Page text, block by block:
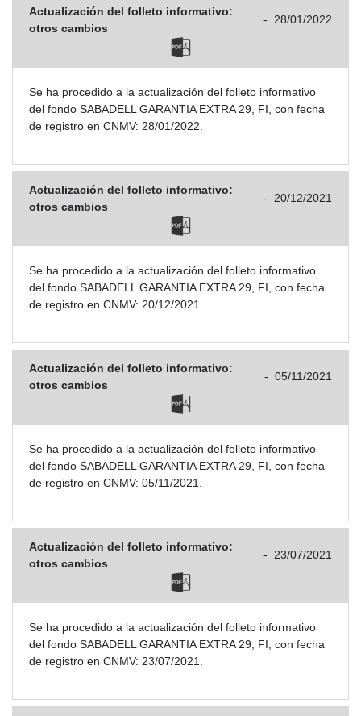
Actualización del folleto informativo:
otros cambios
- 28/01/2022
Se ha procedido a la actualización del folleto informativo
del fondo SABADELL GARANTIA EXTRA 29, FI, con fecha
de registro en CNMV: 28/01/2022.
Actualización del folleto informativo:
otros cambios
- 20/12/2021
Se ha procedido a la actualización del folleto informativo
del fondo SABADELL GARANTIA EXTRA 29, FI, con fecha
de registro en CNMV: 20/12/2021.
Actualización del folleto informativo:
otros cambios
- 05/11/2021
Se ha procedido a la actualización del folleto informativo
del fondo SABADELL GARANTIA EXTRA 29, FI, con fecha
de registro en CNMV: 05/11/2021.
Actualización del folleto informativo:
otros cambios
- 23/07/2021
Se ha procedido a la actualización del folleto informativo
del fondo SABADELL GARANTIA EXTRA 29, FI, con fecha
de registro en CNMV: 23/07/2021.